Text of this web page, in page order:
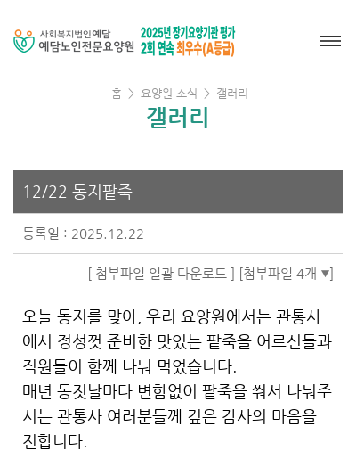
홈 > 요양원 소식 > 갤러리
갤러리
12/22 동지팥죽
등록일 : 2025.12.22
[ 첨부파일 일괄 다운로드 ] [첨부파일 4개 ]
오늘 동지를 맞아, 우리 요양원에서는 관통사
에서 정성껏 준비한 맛있는 팥죽을 어르신들과
직원들이 함께 나눠 먹었습니다.
매년 동짓날마다 변함없이 팥죽을 쒀서 나눠주
시는 관통사 여러분들께 깊은 감사의 마음을
전합니다.